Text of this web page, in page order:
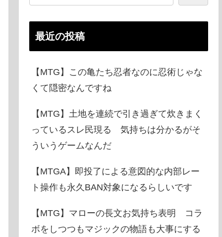
最近の投稿
【MTG】この亀たち忍者なのに忍術じゃな
くて隠密なんですね
【MTG】土地を連続で引き過ぎて炊きまく
っているスレ民現る 気持ちは分かるがそ
ういうゲームなんだ
【MTGA】即投了による意図的な内部レー
ト操作も永久BAN対象になるらしいです
【MTG】マローの長文お気持ち表明 コラ
ボをしつつもマジックの物語も大事にする